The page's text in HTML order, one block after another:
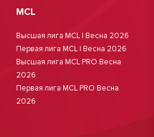
MCL
Высшая лига MCL | Весна 2026
Первая лига MCL | Весна 2026
Высшая лига MCL PRO Весна
2026
Первая лига MCL PRO Весна
2026